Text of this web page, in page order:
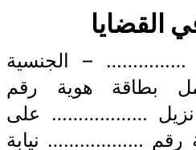
القضايا
/ …………… – الجنسية
بطاقة هوية رقم
نزيل ……………… على
رقم ……………… نيابة